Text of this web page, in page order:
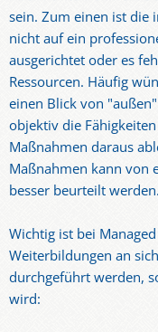
sein. Zum einen ist die
nicht auf ein
ausgerichtet oder es
Ressourcen. Häufig
einen Blick von
objektiv die
Maßnahmen daraus
Maßnahmen kann von
besser beurteilt werden.
Wichtig ist bei
Weiterbildungen an
durchgeführt werden,
wird: